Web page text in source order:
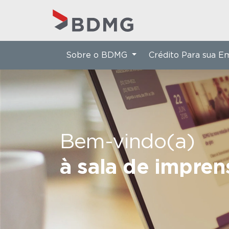
Bem-vindo(a)
à sala de
Sobre o BDMG Crédito Para sua